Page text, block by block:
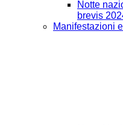
Notte
brevis
Manifestazioni